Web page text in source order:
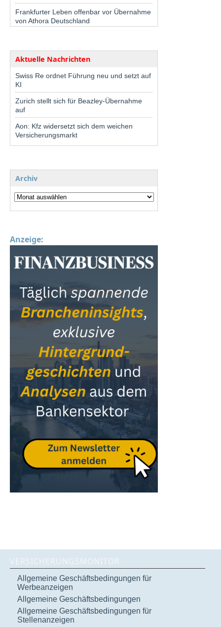
Frankfurter Leben offenbar vor Übernahme
von Athora Deutschland
Aktuelle Nachrichten
Swiss Re ordnet Führung neu und setzt auf
KI
Zurich stellt sich für Beazley-Übernahme
auf
Aon: Kfz widersetzt sich dem weichen
Versicherungsmarkt
Archiv
Anzeige:
VERSICHERUNGSMONITOR
Allgemeine Geschäftsbedingungen für
Werbeanzeigen
Allgemeine Geschäftsbedingungen
Allgemeine Geschäftsbedingungen für
Stellenanzeigen